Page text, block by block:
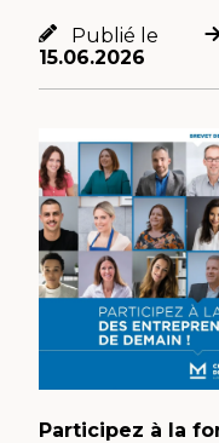
Publié le
15.06.2026
Participez à la